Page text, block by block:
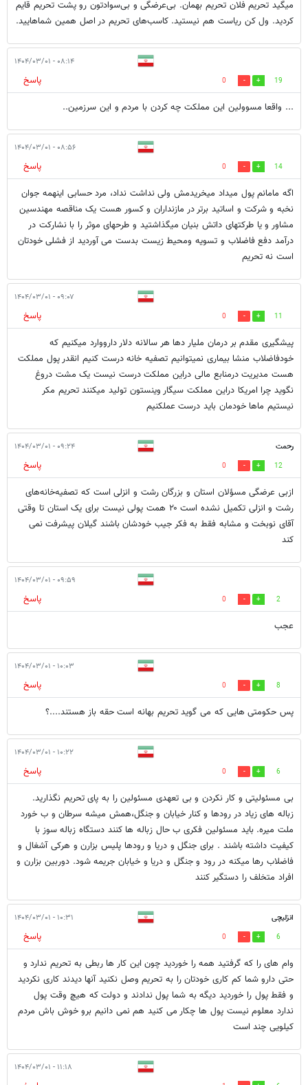
میگید تحریم فلان تحریم بهمان. بی‌عرضگی‌ و بی‌سوادتون رو پشت تحریم قایم
کردید. ول کن ریاست هم نیستید. کاسب‌های تحریم در اصل همین شماهایید.
۰۸:۱۴ - ۱۴۰۴/۰۳/۰۱
19
0
پاسخ
... واقعا مسوولین این مملکت چه کردن با مردم و این سرزمین..
۰۸:۵۶ - ۱۴۰۴/۰۳/۰۱
14
0
پاسخ
اگه مامانم پول میداد میخریدمش ولی نداشت نداد، مرد حسابی اینهمه جوان
نخبه و شرکت و اساتید برتر در مازنداران و کسور هست یک مناقصه مهندسین
مشاور و یا طرکتهای داتش بنیان میگذاشتید و طرحهای موثر را با نشارکت در
درآمد دفع فاضلاب و تسویه ومحیط زیست بدست می آوردید از فشلی خودتان
است نه تحریم
۰۹:۰۷ - ۱۴۰۴/۰۳/۰۱
11
0
پاسخ
پیشگیری مقدم بر درمان ملیار دها هر سالانه دلار دارووارد میکنیم که
خودفاضلاب منشا بیماری نمیتوانیم تصفیه خانه درست کنیم انقدر پول مملکت
هست مدیریت درمنابع مالی دراین مملکت درست نیست یک مشت دروغ
نگوید چرا امریکا دراین مملکت سیگار وینستون تولید میکنند تحریم مکر
نیستیم ماها خودمان باید درست عملکنیم
رحمت ۰۹:۲۴ - ۱۴۰۴/۰۳/۰۱
12
0
پاسخ
ازبی عرضگی مسؤلان استان و بزرگان رشت و انزلی است که تصفیه‌خانه‌های
رشت و انزلی تکمیل نشده است ۲۰ همت پولی نیست برای یک استان تا وقتی
آقای نوبخت و مشابه فقط به فکر جیب خودشان باشند گیلان پیشرفت نمی
کند
۰۹:۵۹ - ۱۴۰۴/۰۳/۰۱
2
0
پاسخ
عجب
۱۰:۰۳ - ۱۴۰۴/۰۳/۰۱
8
0
پاسخ
پس حکومتی هایی که می گوید تحریم بهانه است حقه باز هستند....؟
۱۰:۲۲ - ۱۴۰۴/۰۳/۰۱
6
0
پاسخ
بی مسئولیتی و کار نکردن و بی تعهدی مسئولین را به پای تحریم نگذارید.
زباله های زیاد در رودها و کنار خیابان و جنگل،همش میشه سرطان و ب خورد
ملت میره. باید مسئولین فکری ب حال زباله ها کنند دستگاه زباله سوز با
کیفیت داشته باشند . برای جنگل و دریا و رودها پلیس بزارن و هرکی آشغال و
فاضلاب رها میکنه در رود و جنگل و دریا و خیابان جریمه شود. دوربین بزارن و
افراد متخلف را دستگیر کنند
انزلیچی ۱۰:۳۱ - ۱۴۰۴/۰۳/۰۱
6
0
پاسخ
وام های را که گرفتید همه را خوردید چون این کار ها ربطی به تحریم ندارد و
حتی دارو شما کم کاری خودتان را به تحریم وصل نکنید آنها دیدند کاری نکردید
و فقط پول را خوردید دیگه به شما پول ندادند و دولت که هیچ وقت پول
ندارد معلوم نیست پول ها چکار می کنید هم نمی دانیم برو خوش باش مردم
کیلویی چند است
۱۱:۱۸ - ۱۴۰۴/۰۳/۰۱